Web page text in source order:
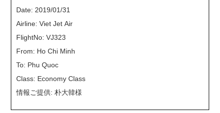
Date: 2019/01/31
Airline: Viet Jet Air
FlightNo: VJ323
From: Ho Chi Minh
To: Phu Quoc
Class: Economy Class
情報ご提供: 朴大韓様